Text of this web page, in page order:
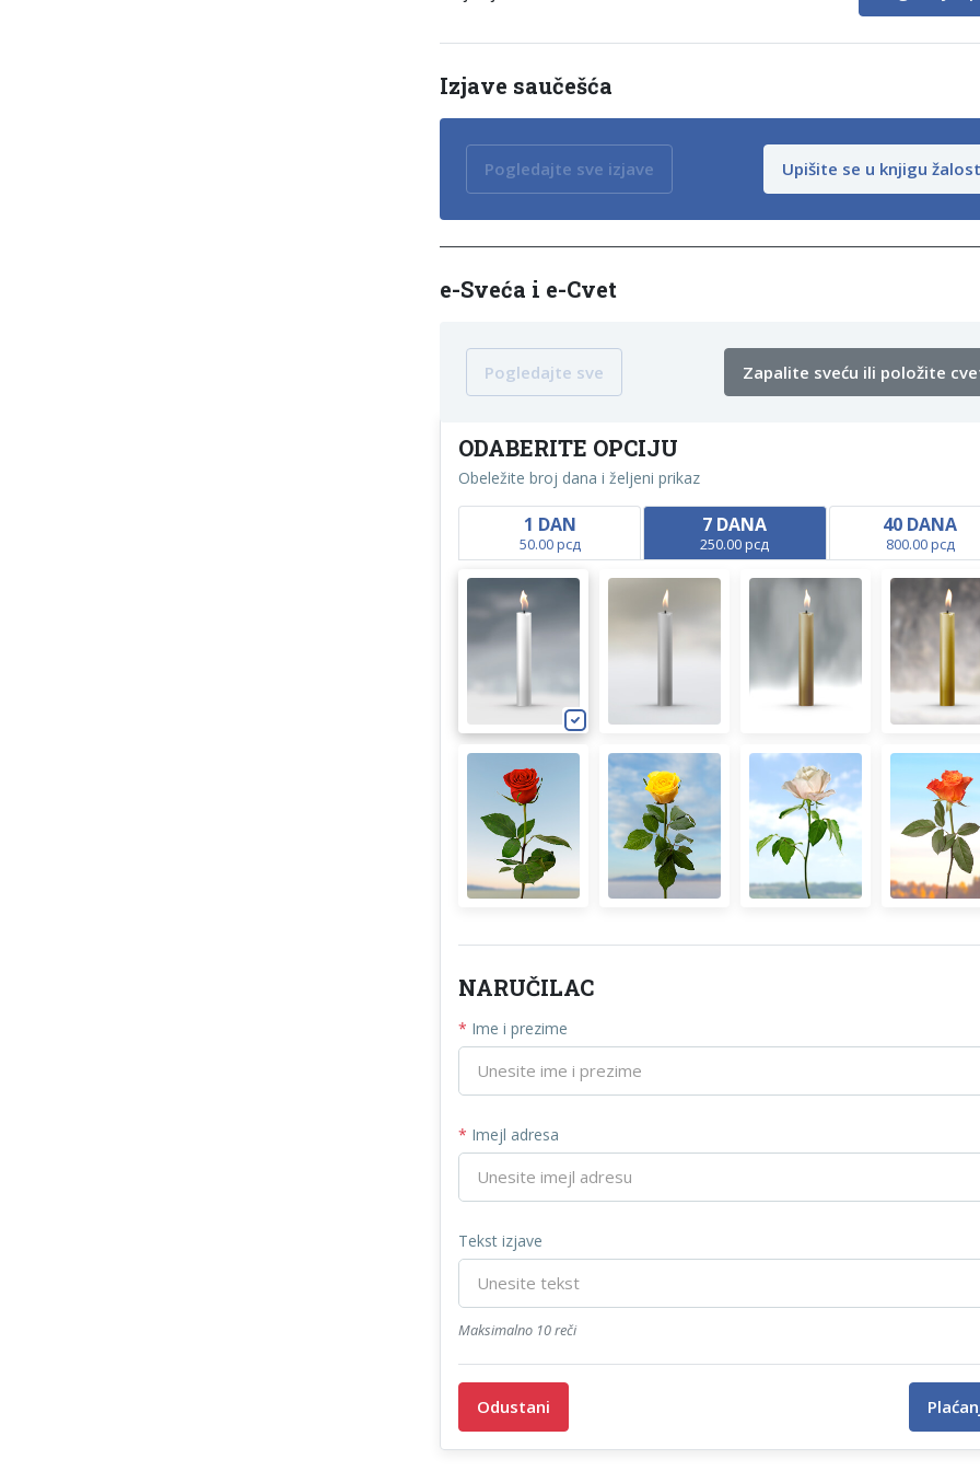
Izjave saučešća
Pogledajte sve izjave Upišite se u knjigu
е-Sveća i e-Cvet
Pogledajte sve Zapalite sveću ili položite
ODABERITE OPCIJU
Obeležite broj dana i željeni prikaz
1 DAN
50.00 рсд
7 DANA
250.00 рсд
40 DANA
800.00 рсд
NARUČILAC
* Ime i prezime
* Imejl adresa
Tekst izjave
Maksimalno 10 reči
Odustani